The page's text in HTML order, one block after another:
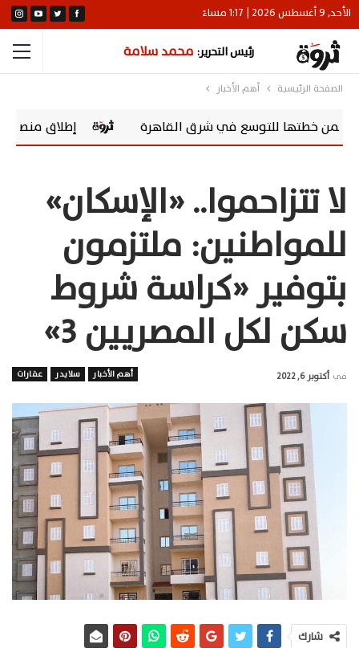
الأحد, 9 أغسطس 2026 | 1:17 مساءً
رئيس التحرير: محمد سلامة
الصفحة الرئيسية أهم الأخبار
للتوسع في شرق القاهرة إطلاق منصة Tour4Cure.. «فيكسد مصر» تقود التحول الرقمي للسياحة الصحية في مصر
لا تتزاحموا.. «الإسكان»
للمواطنين: ملتزمون
بتوفير «كراسة شروط
سكن لكل المصريين 3»
أهم الأخبار سلايدر عقارات في أكتوبر 6, 2022
شارك